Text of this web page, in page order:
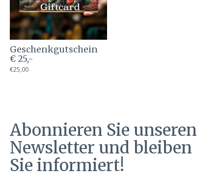
Geschenkgutschein
€ 25,-
€25,00
Abonnieren Sie unseren
Newsletter und bleiben
Sie informiert!